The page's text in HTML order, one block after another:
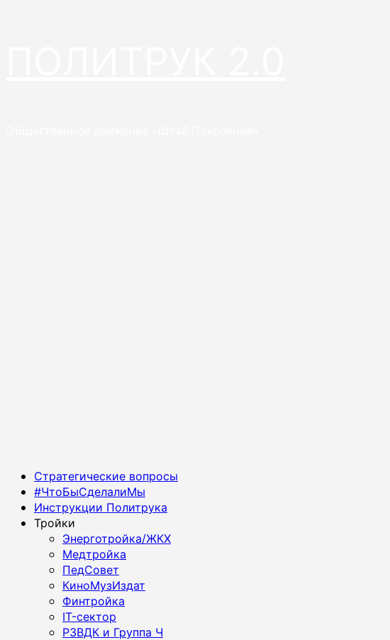
Основное
меню
Стратегические вопросы
#ЧтоБыСделалиМы
Инструкции Политрука
Тройки
Энерготройка/ЖКХ
Медтройка
ПедСовет
КиноМузИздат
Финтройка
IT-сектор
РЗВДК и Группа Ч